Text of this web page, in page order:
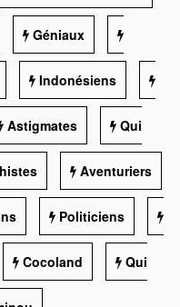
Géniaux
Indonésiens
Astigmates Qui
Aventuriers
Politiciens
Cocoland Qui